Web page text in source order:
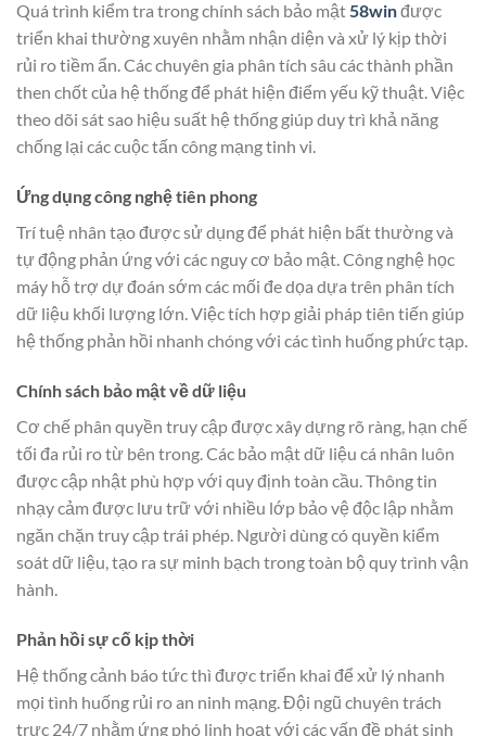
Quá trình kiểm tra trong chính sách bảo mật58winđược
triển khai thường xuyên nhằm nhận diện và xử lý kịp thời
rủi ro tiềm ẩn. Các chuyên gia phân tích sâu các thành phần
then chốt của hệ thống để phát hiện điểm yếu kỹ thuật. Việc
theo dõi sát sao hiệu suất hệ thống giúp duy trì khả năng
chống lại các cuộc tấn công mạng tinh vi.
Ứng dụng công nghệ tiên phong
Trí tuệ nhân tạo được sử dụng để phát hiện bất thường và
tự động phản ứng với các nguy cơ bảo mật. Công nghệ học
máy hỗ trợ dự đoán sớm các mối đe dọa dựa trên phân tích
dữ liệu khối lượng lớn. Việc tích hợp giải pháp tiên tiến giúp
hệ thống phản hồi nhanh chóng với các tình huống phức tạp.
Chính sách bảo mật về dữ liệu
Cơ chế phân quyền truy cập được xây dựng rõ ràng, hạn chế
tối đa rủi ro từ bên trong. Các bảo mật dữ liệu cá nhân luôn
được cập nhật phù hợp với quy định toàn cầu. Thông tin
nhạy cảm được lưu trữ với nhiều lớp bảo vệ độc lập nhằm
ngăn chặn truy cập trái phép. Người dùng có quyền kiểm
soát dữ liệu, tạo ra sự minh bạch trong toàn bộ quy trình vận
hành.
Phản hồi sự cố kịp thời
Hệ thống cảnh báo tức thì được triển khai để xử lý nhanh
mọi tình huống rủi ro an ninh mạng. Đội ngũ chuyên trách
trực 24/7 nhằm ứng phó linh hoạt với các vấn đề phát sinh